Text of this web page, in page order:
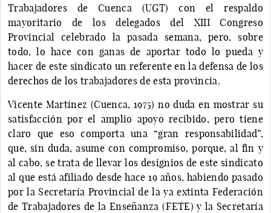
Trabajadores de Cuenca (UGT) con el respaldo
mayoritario de los delegados del XIII Congreso
Provincial celebrado la pasada semana, pero, sobre
todo, lo hace con ganas de aportar todo lo pueda y
hacer de este sindicato un referente en la defensa de los
derechos de los trabajadores de esta provincia.
Vicente Martínez (Cuenca, 1975) no duda en mostrar su
satisfacción por el amplio apoyo recibido, pero tiene
claro que eso comporta una “gran responsabilidad”,
que, sin duda, asume con compromiso, porque, al fin y
al cabo, se trata de llevar los designios de este sindicato
al que está afiliado desde hace 19 años, habiendo pasado
por la Secretaría Provincial de la ya extinta Federación
de Trabajadores de la Enseñanza (FETE) y la Secretaría